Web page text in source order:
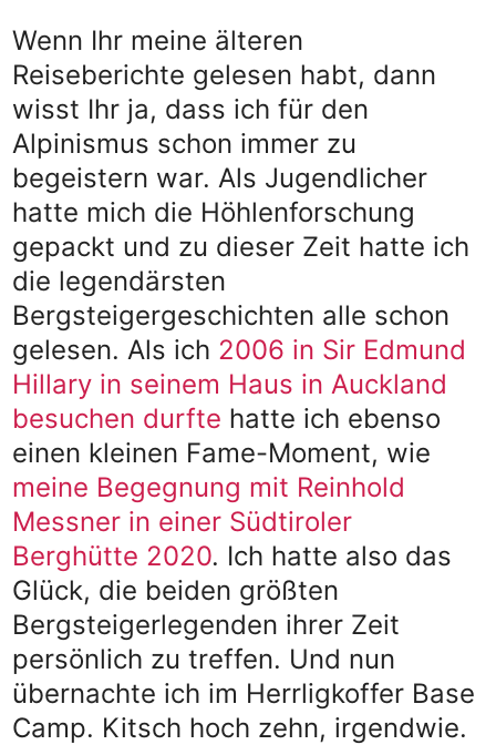
Wenn Ihr meine älteren
Reiseberichte gelesen habt, dann
wisst Ihr ja, dass ich für den
Alpinismus schon immer zu
begeistern war. Als Jugendlicher
hatte mich die Höhlenforschung
gepackt und zu dieser Zeit hatte ich
die legendärsten
Bergsteigergeschichten alle schon
gelesen. Als ich 2006 in Sir Edmund
Hillary in seinem Haus in Auckland
besuchen durfte hatte ich ebenso
einen kleinen Fame-Moment, wie
meine Begegnung mit Reinhold
Messner in einer Südtiroler
Berghütte 2020. Ich hatte also das
Glück, die beiden größten
Bergsteigerlegenden ihrer Zeit
persönlich zu treffen. Und nun
übernachte ich im Herrligkoffer Base
Camp. Kitsch hoch zehn, irgendwie.